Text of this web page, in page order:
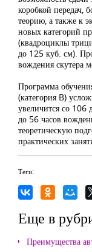
коробкой передач,
теорию, а также к
новых категорий
(квадроциклы
до 125 куб. см).
вождения скутера
Программа
(категория B)
увеличится со 106
до 56 часов
теоретическую
практических
Теги:
Еще в
Преимущества